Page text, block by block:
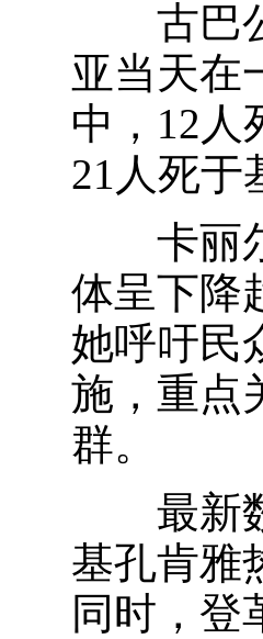
古巴公
亚当天在
中，12人
21人死于
卡丽尔
体呈下降
她呼吁民
施，重点
群。
最新数
基孔肯雅
同时，登